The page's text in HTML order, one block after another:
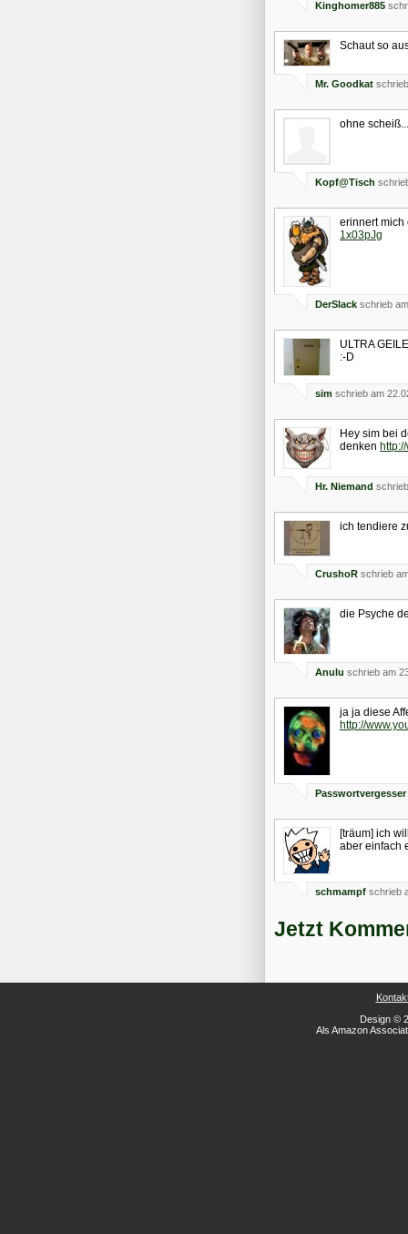
Kinghomer885
Schaut so
Mr. Goodkat
ohne
Kopf@Tisch
erinnert
1x03pJg
DerSlack schrieb
ULTRA
:-D
sim schrieb am
Hey sim bei
denken
Hr. Niemand
ich tendiere
CrushoR schrieb
die Psyche
Anulu schrieb am
ja ja diese
http://
Passwortvergesser
[träum] ich
aber einfach
schmampf schrieb
Jetzt
Design ©
Als Amazon